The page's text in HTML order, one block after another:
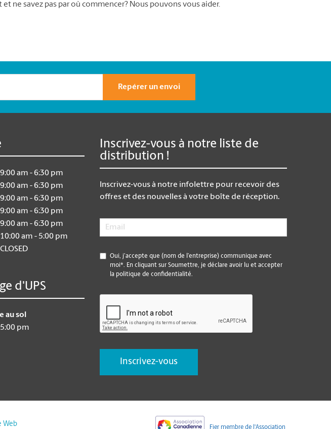
ne savez pas par où commencer? Nous pouvons vous aider.
Repérer un envoi
9:00 am - 6:30 pm
9:00 am - 6:30 pm
9:00 am - 6:30 pm
9:00 am - 6:30 pm
9:00 am - 6:30 pm
10:00 am - 5:00 pm
CLOSED
d'UPS
au sol
5:00 pm
Inscrivez-vous à notre liste de
distribution !
Inscrivez-vous à notre infolettre pour recevoir des
offres et des nouvelles à votre boîte de réception.
Email
* Oui, j’accepte que (nom de l’entreprise) communique avec
moi*. En cliquant sur Soumettre, je déclare avoir lu et accepter
la politique de confidentialité.
Web Fier membre de l'Association